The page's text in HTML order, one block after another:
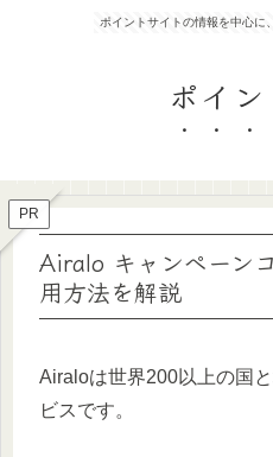
ポイントサイトの情報を中心に
ポイ
PR
Airalo キャンペーン
用方法を解説
Airaloは世界200以上の国
ビスです。